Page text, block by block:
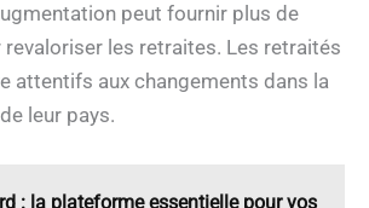
peut fournir plus de
les retraites. Les retraités
attentifs aux changements dans la
leur pays.
: la plateforme essentielle pour vos